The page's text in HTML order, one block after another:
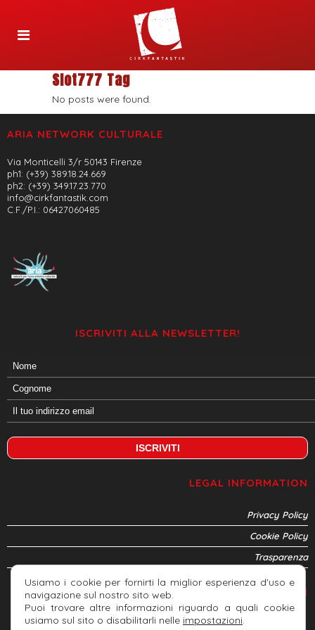
Slot777 Tag
No posts were found.
ARIA NETWORK CULTURALE
Via Monticelli 3/r 50143 Firenze
ph1: (+39) 389.18.24.669
ph2: (+39) 349.17.23.770
info@cirkfantastik.com
C.F./P.I.: 06427060485
ISCRIVITI ALLA NEWSLETTER!
LEGAL INFORMATION
Privacy Policy
Cookie Policy
Trasparenza
CONNETTITI
Usiamo i cookie per fornirti la miglior esperienza d'uso e
navigazione sul nostro sito web.
Puoi trovare altre informazioni riguardo a quali cookie
usiamo sul sito o disabilitarli nelle impostazioni.